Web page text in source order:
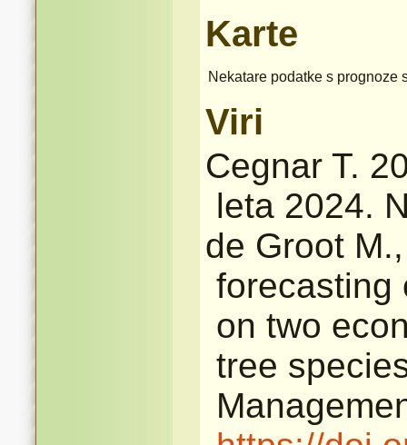
Karte
Nekatare podatke s
Viri
Cegnar T.
leta 2024.
de Groot
forecasting
on two
tree